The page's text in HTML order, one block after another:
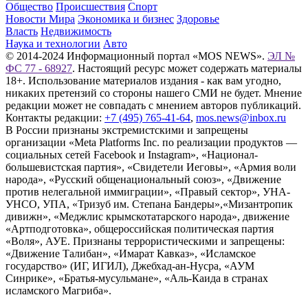
Общество Происшествия Спорт
Новости Мира Экономика и бизнес Здоровье
Власть Недвижимость
Наука и технологии Авто
© 2014-2024 Информационный портал «MOS NEWS». ЭЛ №
ФС 77 - 68927. Настоящий ресурс может содержать материалы
18+. Использование материалов издания - как вам угодно,
никаких претензий со стороны нашего СМИ не будет. Мнение
редакции может не совпадать с мнением авторов публикаций.
Контакты редакции: +7 (495) 765-41-64, mos.news@inbox.ru
В России признаны экстремистскими и запрещены
организации «Meta Platforms Inc. по реализации продуктов —
социальных сетей Facebook и Instagram», «Национал-
большевистская партия», «Свидетели Иеговы», «Армия воли
народа», «Русский общенациональный союз», «Движение
против нелегальной иммиграции», «Правый сектор», УНА-
УНСО, УПА, «Тризуб им. Степана Бандеры»,«Мизантропик
дивижн», «Меджлис крымскотатарского народа», движение
«Артподготовка», общероссийская политическая партия
«Воля», АУЕ. Признаны террористическими и запрещены:
«Движение Талибан», «Имарат Кавказ», «Исламское
государство» (ИГ, ИГИЛ), Джебхад-ан-Нусра, «АУМ
Синрике», «Братья-мусульмане», «Аль-Каида в странах
исламского Магриба».